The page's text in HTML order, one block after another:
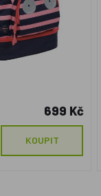
699 Kč
KOUPIT